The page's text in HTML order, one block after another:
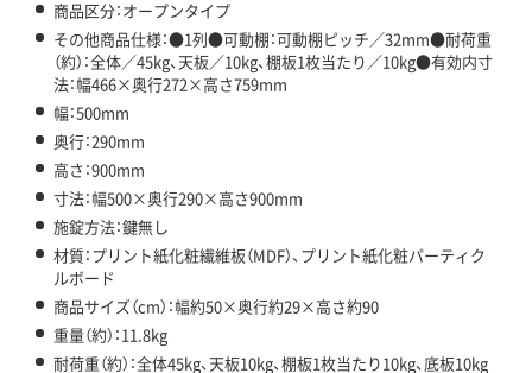
商品区分：オープンタイプ
その他商品仕様：●1列●可動棚：可動棚ピッチ／32mm●耐荷重
（約）：全体／45kg、天板／10kg、棚板1枚当たり／10kg●有効内寸
法：幅466×奥行272×高さ759mm
幅：500mm
奥行：290mm
高さ：900mm
寸法：幅500×奥行290×高さ900mm
施錠方法：鍵無し
材質：プリント紙化粧繊維板（MDF）、プリント紙化粧パーティク
ルボード
商品サイズ（cm）：幅約50×奥行約29×高さ約90
重量（約）：11.8kg
耐荷重（約）：全体45kg、天板10kg、棚板1枚当たり10kg、底板10kg